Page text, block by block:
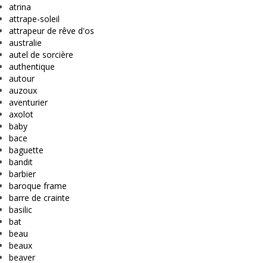
atrina
attrape-soleil
attrapeur de rêve d'os
australie
autel de sorcière
authentique
autour
auzoux
aventurier
axolot
baby
bace
baguette
bandit
barbier
baroque frame
barre de crainte
basilic
bat
beau
beaux
beaver